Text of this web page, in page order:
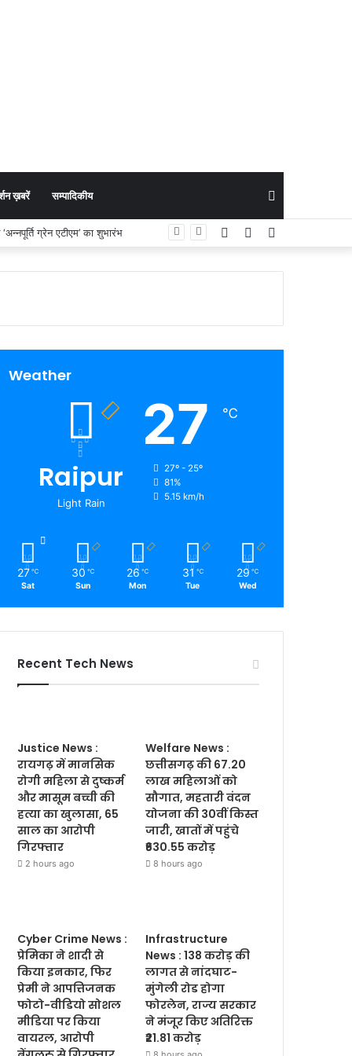
ख़बरें सम्पादिकीय
ग्रेन एटीएम’ का शुभारंभ YouTube
Facebook
Weather
Raipur
Light Rain
27 ℃
27º - 25º
81%
5.15 km/h
27 ℃
Sat
30 ℃
Sun
26 ℃
Mon
31 ℃
Tue
29 ℃
Wed
Recent Tech News
Justice News :
रायगढ़ में मानसिक
रोगी महिला से दुष्कर्म
और मासूम बच्ची की
हत्या का खुलासा, 65
साल का आरोपी
गिरफ्तार
2 hours ago
Welfare News :
छत्तीसगढ़ की 67.20
लाख महिलाओं को
सौगात, महतारी वंदन
योजना की 30वीं किस्त
जारी, खातों में पहुंचे
₹630.55 करोड़
8 hours ago
Cyber Crime News :
प्रेमिका ने शादी से
किया इनकार, फिर
प्रेमी ने आपत्तिजनक
फोटो-वीडियो सोशल
मीडिया पर किया
वायरल, आरोपी
Infrastructure
News : 138 करोड़ की
लागत से नांदघाट-
मुंगेली रोड होगा
फोरलेन, राज्य सरकार
ने मंजूर किए अतिरिक्त
₹21.81 करोड़